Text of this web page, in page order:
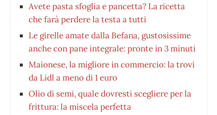
Avete pasta sfoglia e pancetta? La ricetta
che farà perdere la testa a tutti
Le girelle amate dalla Befana, gustosissime
anche con pane integrale: pronte in 3 minuti
Maionese, la migliore in commercio: la trovi
da Lidl a meno di 1 euro
Olio di semi, quale dovresti scegliere per la
frittura: la miscela perfetta